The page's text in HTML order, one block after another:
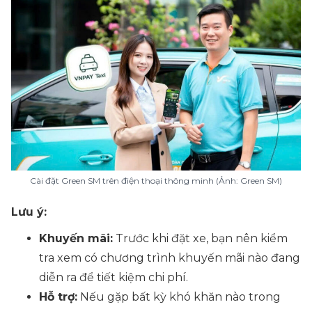
Cài đặt Green SM trên điện thoại thông minh (Ảnh: Green SM)
Lưu ý:
Khuyến mãi: Trước khi đặt xe, bạn nên kiểm
tra xem có chương trình khuyến mãi nào đang
diễn ra để tiết kiệm chi phí.
Hỗ trợ: Nếu gặp bất kỳ khó khăn nào trong